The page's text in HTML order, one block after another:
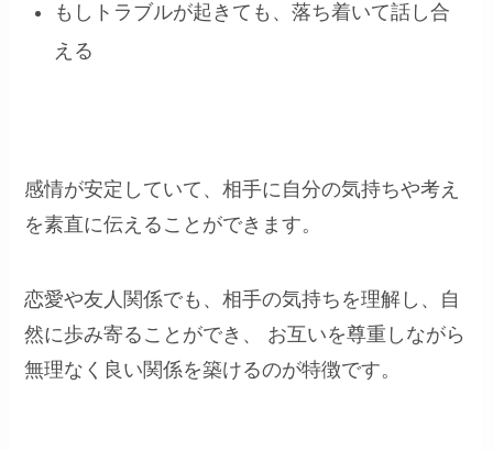
もしトラブルが起きても、落ち着いて話し合
える
感情が安定していて、相手に自分の気持ちや考え
を素直に伝えることができます。
恋愛や友人関係でも、相手の気持ちを理解し、自
然に歩み寄ることができ、 お互いを尊重しながら
無理なく良い関係を築けるのが特徴です。